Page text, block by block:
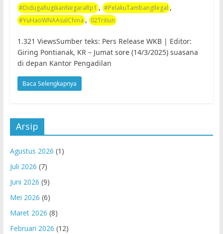
#DidugaRugikanNegaraRp1 , #PelakuTambangIlegal ,
#YuHaoWNAAsalChina , 02Triliun
1.321 ViewsSumber teks: Pers Release WKB | Editor:
Giring Pontianak, KR – Jumat sore (14/3/2025) suasana
di depan Kantor Pengadilan
Baca Selengkapnya
Arsip
Agustus 2026 (1)
Juli 2026 (7)
Juni 2026 (9)
Mei 2026 (6)
Maret 2026 (8)
Februari 2026 (12)